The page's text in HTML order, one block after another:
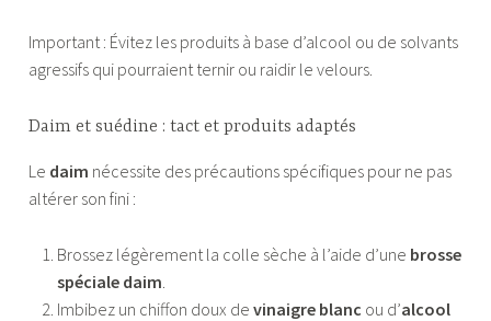
Important : Évitez les produits à base d’alcool ou de solvants
agressifs qui pourraient ternir ou raidir le velours.
Daim et suédine : tact et produits adaptés
Le daim nécessite des précautions spécifiques pour ne pas
altérer son fini :
Brossez légèrement la colle sèche à l’aide d’une brosse
spéciale daim
Imbibez un chiffon doux de vinaigre blanc ou d’alcool